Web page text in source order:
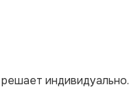
индивидуально.